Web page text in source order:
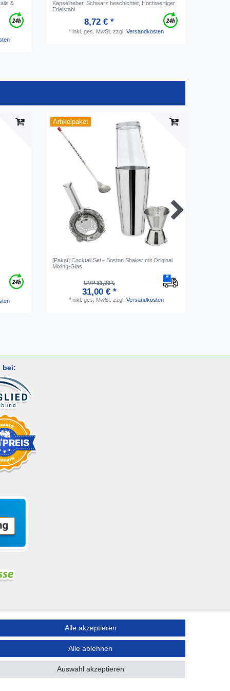
&
Kapselheber, Schwarz beschichtet, Hochwertiger
Edelstahl
8,72 € *
* inkl. ges. MwSt. zzgl. Versandkosten
Artikelpaket
[Paket] Сocktail Set - Boston Shaker mit Original
Mixing-Glas
UVP 33,00 €
31,00 € *
* inkl. ges. MwSt. zzgl. Versandkosten
bei:
nach Deutschland!
Alle akzeptieren
Alle ablehnen
Auswahl akzeptieren